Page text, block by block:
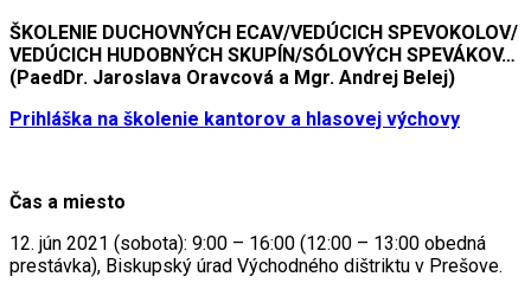
ŠKOLENIE DUCHOVNÝCH ECAV/VEDÚCICH SPEVOKOLOV/
VEDÚCICH HUDOBNÝCH SKUPÍN/SÓLOVÝCH SPEVÁKOV…
(PaedDr. Jaroslava Oravcová a Mgr. Andrej Belej)
Prihláška na školenie kantorov a hlasovej výchovy
Čas a miesto
12. jún 2021 (sobota): 9:00 – 16:00 (12:00 – 13:00 obedná
prestávka), Biskupský úrad Východného dištriktu v Prešove.